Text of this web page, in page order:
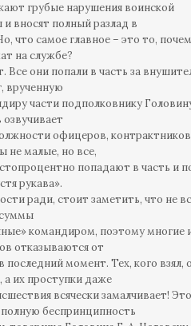
грубые нарушения воинской
вносят полный разлад в
что самое главное – это то,
на службе?
Все они попали в часть за
врученную
части подполковнику
озвучивает
офицеров,
не малые, но все,
попадают в часть и
рукава».
ради, стоит заметить, что не
командиром, поэтому многие
отказываются от
последний момент. Тех, кого взял,
а их проступки даже
всячески замалчивает! Это
беспринципность